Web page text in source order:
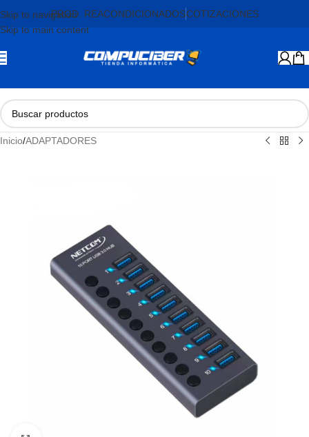
Skip to navigation
Skip to main content
PROD. REACONDICIONADOSCOTIZACIONES
Inicio/ADAPTADORES